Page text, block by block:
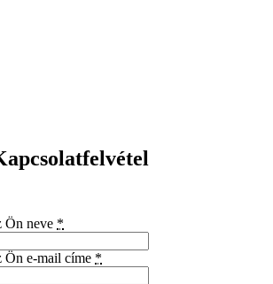
Ön neve *
Ön e-mail címe *